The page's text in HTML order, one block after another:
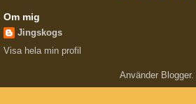
Om mig
Jingskogs
Visa hela min profil
Använder Blogger.